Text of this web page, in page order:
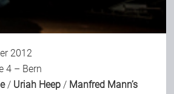
2012
4 – Bern
/ Uriah Heep / Manfred Mann’s